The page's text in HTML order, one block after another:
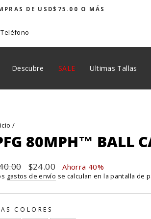
DE USD$75.00 O MÁS
Teléfono
Descubre SALE Ultimas Tallas
/
80MPH™ BALL
Precio
de
$24.00 Ahorra 40%
gastos de envío se calculan en la pantalla de
COLORES